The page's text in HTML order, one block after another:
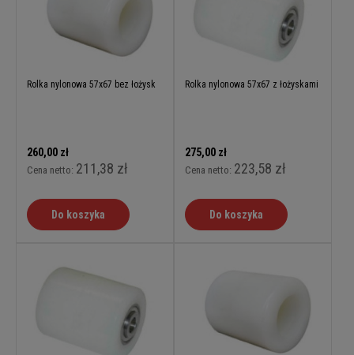
Rolka nylonowa 57x67 bez łożysk
260,00 zł
Cena netto: 211,38 zł
Do koszyka
Rolka nylonowa 57x67 z łożyskami
275,00 zł
Cena netto: 223,58 zł
Do koszyka